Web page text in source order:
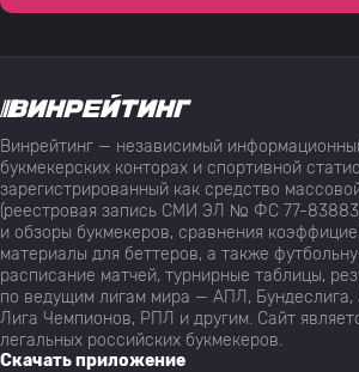
Винрейтинг — независимый
букмекерских конторах и спортивной
зарегистрированный как средство
(реестровая запись СМИ ЭЛ № ФС 77-
и обзоры букмекеров, сравнения
материалы для беттеров, а также
расписание матчей, турнирные таблицы,
по ведущим лигам мира — АПЛ, Бундеслига,
Лига Чемпионов, РПЛ и другим. Сайт
легальных российских букмекеров.
Скачать приложение